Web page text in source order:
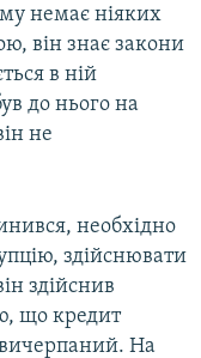
немає ніяких
він знає закони
в ній
до нього на
не
необхідно
здійснювати
здійснив
що кредит
вичерпаний. На